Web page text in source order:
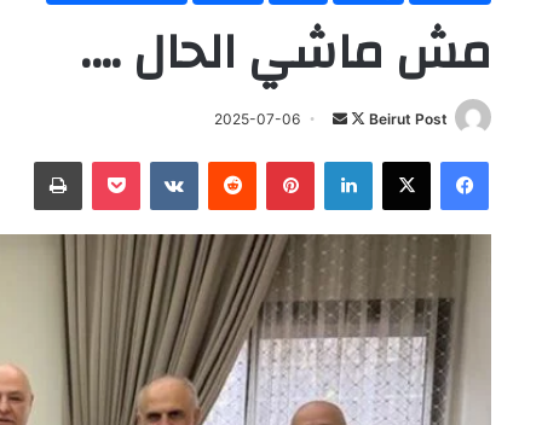
مش ماشي الحال ….
Beirut Post
تابع
X
أرسل
إلكترونيا
2025-07-06
فيسبوك ‫X لينكدإن بينتيريست
‏Reddit
‏VKontakte
‫Pocket طباعة